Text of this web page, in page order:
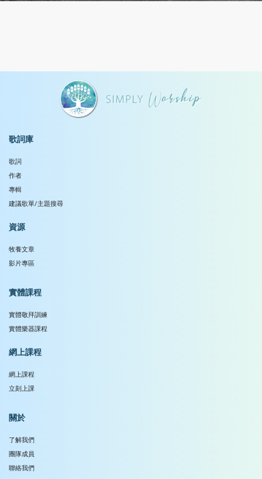
歌詞庫
歌詞
作者
專輯
建議歌單/主題搜尋
資源
牧養文章
影片專區
實體課程
實體敬拜訓練
實體樂器課程
網上課程
網上課程
立刻上課
關於
了解我們
團隊成員
聯絡我們